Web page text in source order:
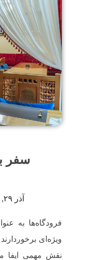
سفر
آذر ۲۹, ۱۴۰۲
فرودگاه‌ها به
ویژه‌ای
نقش مهمی ایفا